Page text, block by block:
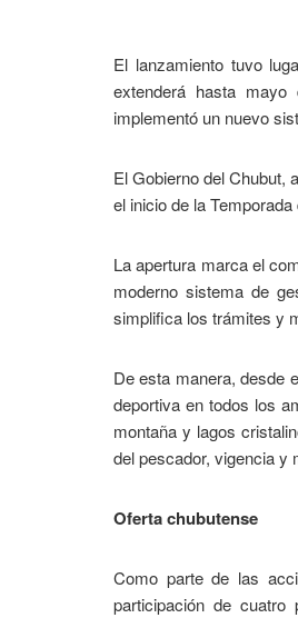
El lanzamiento tuvo
extenderá hasta
implementó un nuevo
El Gobierno del Chubut,
el inicio de la
La apertura marca el
moderno sistema de
simplifica los trámites y
De esta manera, desde
deportiva en todos los
montaña y lagos
del pescador, vigencia y
Oferta chubutense
Como parte de las
participación de cuatro